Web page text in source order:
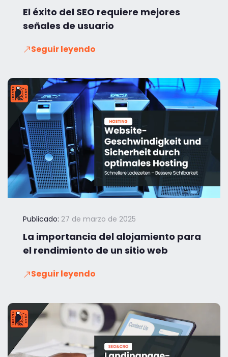
El éxito del SEO requiere mejores
señales de usuario
Seguir leyendo
Publicado: 27 de marzo de 2025
La importancia del alojamiento para
el rendimiento de un sitio web
Seguir leyendo